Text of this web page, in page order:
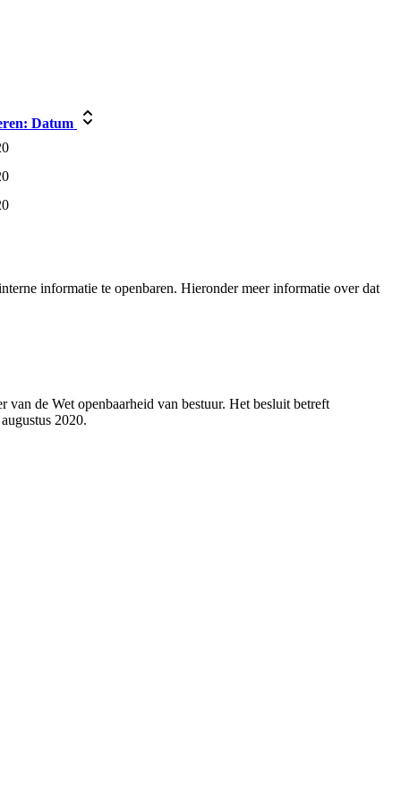
Datum
informatie te openbaren. Hieronder meer informatie over dat
de Wet openbaarheid van bestuur. Het besluit betreft
2020.